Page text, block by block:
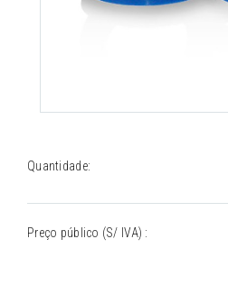
Quantidade:
Preço público (S/ IVA) :